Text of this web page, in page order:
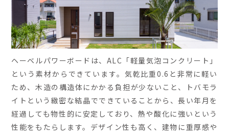
ヘーベルパワーボードは、ALC「軽量気泡コンクリート」
という素材からできています。気乾比重0.6と非常に軽い
ため、木造の構造体にかかる負担が少ないこと、トバモラ
イトという緻密な結晶でできていることから、長い年月を
経過しても物性的に安定しており、熱や酸化に強いという
性能をもたらします。デザイン性も高く、建物に重厚感や